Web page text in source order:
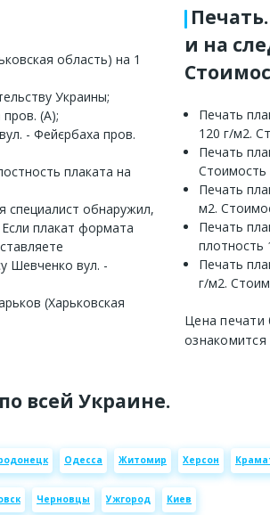
область) на 1
Украины;
(А);
- Фейєрбаха пров.
плаката на
специалист обнаружил,
плакат формата
Шевченко вул. -
(Харьковская
и на
Печать
120 г/м2.
Печать
Стоимость
Печать
м2.
Печать
плотность
Печать
г/м2.
Цена печати
ознакомится
всей Украине.
Одесса Житомир Херсон
Черновцы Ужгород Киев